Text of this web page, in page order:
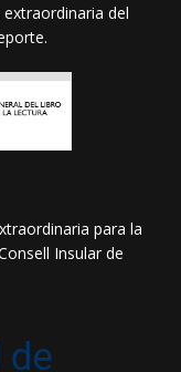
del
para la
Insular de